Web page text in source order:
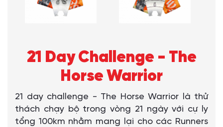
21 Day Challenge - The
Horse Warrior
21 day challenge - The Horse Warrior là thử
thách chạy bộ trong vòng 21 ngày với cự ly
tổng 100km nhằm mang lại cho các Runners